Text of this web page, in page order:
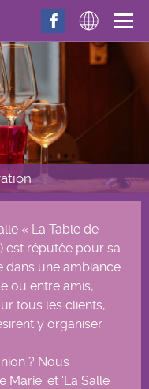
« La Table de
est réputée pour sa
dans une ambiance
ou entre amis,
tous les clients,
y organiser
? Nous
Marie' et 'La Salle